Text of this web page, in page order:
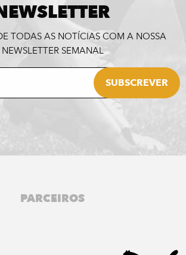
TODAS AS NOTÍCIAS COM A NOSSA
NEWSLETTER SEMANAL
PARCEIROS